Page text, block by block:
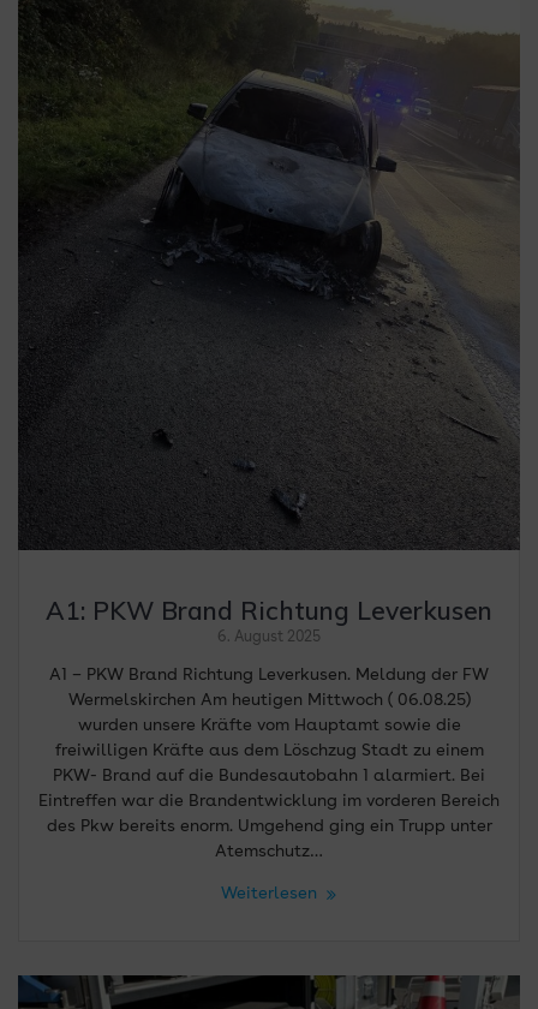
A1: PKW Brand Richtung Leverkusen
6. August 2025
A1 – PKW Brand Richtung Leverkusen. Meldung der FW
Wermelskirchen Am heutigen Mittwoch ( 06.08.25)
wurden unsere Kräfte vom Hauptamt sowie die
freiwilligen Kräfte aus dem Löschzug Stadt zu einem
PKW- Brand auf die Bundesautobahn 1 alarmiert. Bei
Eintreffen war die Brandentwicklung im vorderen Bereich
des Pkw bereits enorm. Umgehend ging ein Trupp unter
Atemschutz…
Weiterlesen